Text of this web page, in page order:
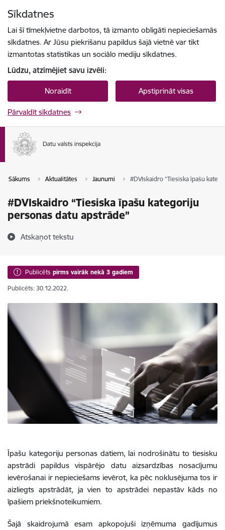
Sīkdatnes
Lai šī tīmekļvietne darbotos, tā izmanto obligāti nepieciešamās
sīkdatnes. Ar Jūsu piekrišanu papildus šajā vietnē var tikt
izmantotas statistikas un sociālo mediju sīkdatnes.
Lūdzu, atzīmējiet savu izvēli:
Noraidīt Apstiprināt visas
Pārvaldīt sīkdatnes
Sākums Aktualitātes Jaunumi #DVIskaidro “Tiesiska īpašu
#DVIskaidro “Tiesiska īpašu kategoriju
personas datu apstrāde”
Atskaņot tekstu
Publicēts pirms vairāk nekā 3 gadiem
Publicēts: 30.12.2022.
Īpašu kategoriju personas datiem, lai nodrošinātu to tiesisku
apstrādi papildus vispārējo datu aizsardzības nosacījumu
ievērošanai ir nepieciešams ievērot, ka pēc noklusējuma tos ir
aizliegts apstrādāt, ja vien to apstrādei nepastāv kāds no
īpašiem priekšnoteikumiem.
Šajā skaidrojumā esam apkopojuši izņēmuma gadījumus